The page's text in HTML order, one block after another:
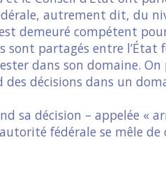
autrement dit, du
demeuré compétent
sont partagés entre l’État
dans son domaine. On
des décisions dans un
sa décision – appelée «
fédérale se mêle de